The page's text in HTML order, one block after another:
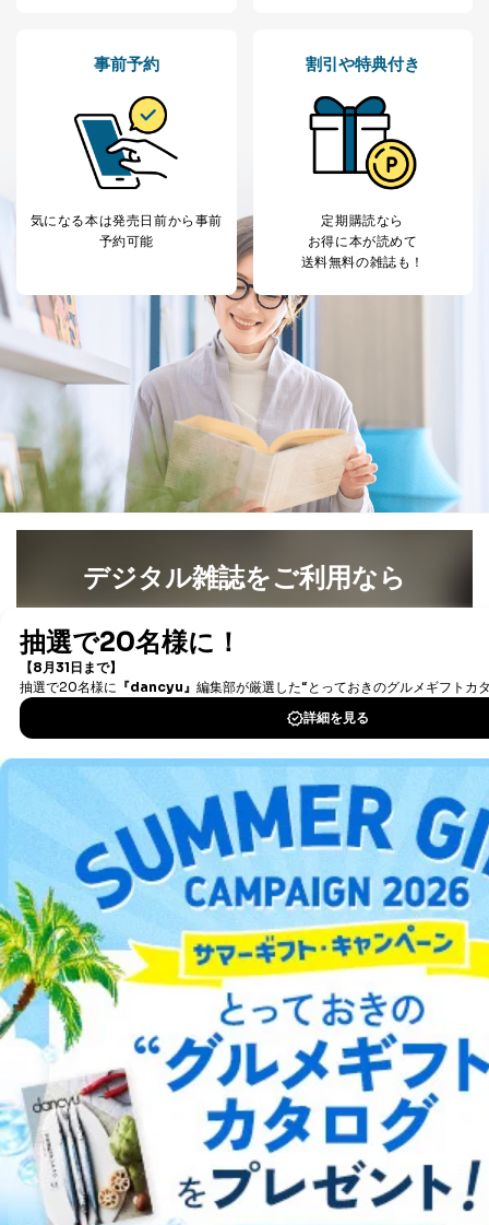
当社カスタマーQ＆
Aサービス利用者
ｅメール等によるカスタマーQ＆A
サイトのサービス内容のご案内の
ｅメール等による商品、サービ
ス、キャンペーン等の広告に関す
個人情報
当社の従業者の個
人事、総務などの雇用管理等のた
6
企業）からの委託
により当社の
定期購読サービス
等をご利用の方の
個人情報
購入商品配送のため
提携企業及びお客様がご購入され
た商品の発売元企業からのｅメー
ル等による商品、
サービス、キャンペーン等の広告
に関するご案内のため
7
SNS公式アカウン
トに登録された方
の個人情報
当社のサービス利用状況の把握お
よびその分析のため
お問い合わせ対応、トラブル対
処、オペレーター教育など応対品
質向上のため
その他当社のプライバシーポリシ
ー等にて公表する利用目的達成の
※上記の利用目的のうちNo.1～5については保有個人デ
ータ（開示対象個人情報）の利用目的であり、下記4.の
開示等のご請求に対応させていただきます。
なお、6、7については、パートナー（提携企業）様又は
各SNS運営会社様にご請求いただきますようお願い致し
ます。
当社は、取得した個人情報を適切に管理し､あらかじめ
本人の同意を得ることなく第三者に提供することはあり
ません。ただし、次の場合は除きます。
法令に基づく場合
人の生命､身体または財産の保護のために必要がある
場合であって、本人の同意を得ることが困難であると
き。
公衆衛生の向上または児童の健全な育成の推進のため
に特に必要がある場合であって、本人の同意を得るこ
とが困難である場合。
国の機関もしくは地方公共団体またはその委託を受け
た者が法令の定める事務を遂行することに対して協力
する必要がある場合であって、本人の同意を得ること
により当該事務の遂行に支障を及ぼすおそれがあると
き。
上記２．の利用目的を実施するために守秘義務を結ん
だ企業に、業務の一部として個人情報の取扱いを委
託・提供する場合、その業務に必要な範囲で委託・提
供先企業に個人情報を開示することがあります。
委託・提供先企業は具体的には以下のような企業です
が、これらに限りません。
委託先：カスタマーサポート支援会社 、クレジッ
事前予約
気になる本は発売日前から事前
予約可能
割引や特典付き
定期購読なら
お得に本が読めて
送料無料の雑誌も！
デジタル雑誌をご利用なら
書籍）が無料で読み放題！
DOWNLOAD FOR IOS
DOWNLOAD FOR ANDROID
ご利用方法はこちら
総合案内
アフィリエイト 採用情報
プレスリリース お問い合わせ
利用規約プライバシーポリシー 特定商取引法に基づく表示
出版社の皆様へ
投資家の皆様へサイトマップ